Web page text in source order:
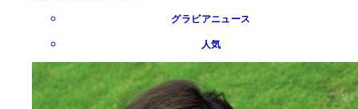
グラビアニュース
人気